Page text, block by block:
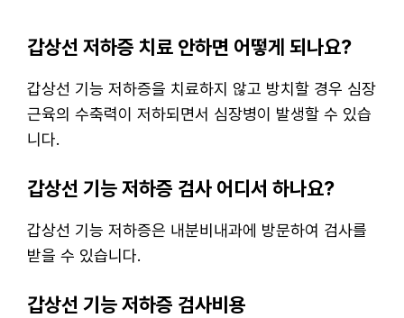
갑상선 저하증 치료 안하면 어떻게 되나요?
갑상선 기능 저하증을 치료하지 않고 방치할 경우 심장
근육의 수축력이 저하되면서 심장병이 발생할 수 있습
니다.
갑상선 기능 저하증 검사 어디서 하나요?
갑상선 기능 저하증은 내분비내과에 방문하여 검사를
받을 수 있습니다.
갑상선 기능 저하증 검사비용